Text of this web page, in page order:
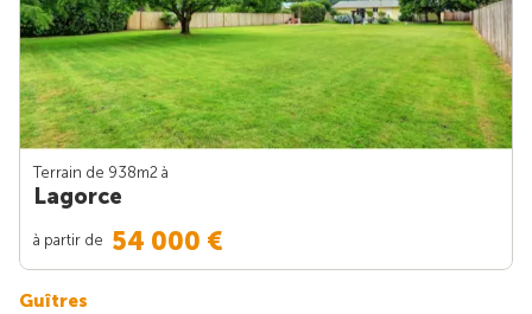
Terrain de 938m2 à
Lagorce
à partir de 54 000 €
Guîtres